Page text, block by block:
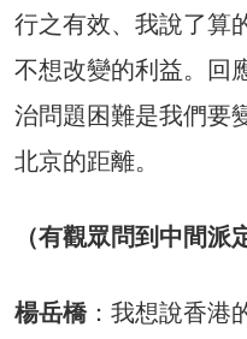
行之有效、我說了算
不想改變的利益。回
治問題困難是我們要
北京的距離。
（有觀眾問到中間派
楊岳橋：我想說香港